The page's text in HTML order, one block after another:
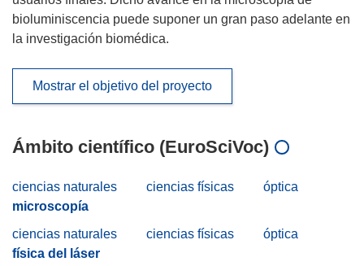
bioluminiscencia puede suponer un gran paso adelante en
la investigación biomédica.
Mostrar el objetivo del proyecto
Ámbito científico (EuroSciVoc)
ciencias naturales ciencias físicas
óptica
microscopía
ciencias naturales
ciencias físicas
óptica
física del láser